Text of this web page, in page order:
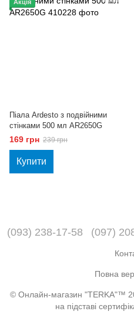
Акція
Піала Ardesto з подвійними
стінками 500 мл AR2650G
169 грн 239 грн
Купити
(093) 238-17-58 (097)
Повна
© Онлайн-магазин "TERKA"™
на підставі